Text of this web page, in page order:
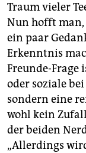
Traum vieler
Nun hofft man,
ein paar
Erkenntnis
Freunde-Frage
oder soziale
sondern eine
wohl kein
der beiden
„Allerdings